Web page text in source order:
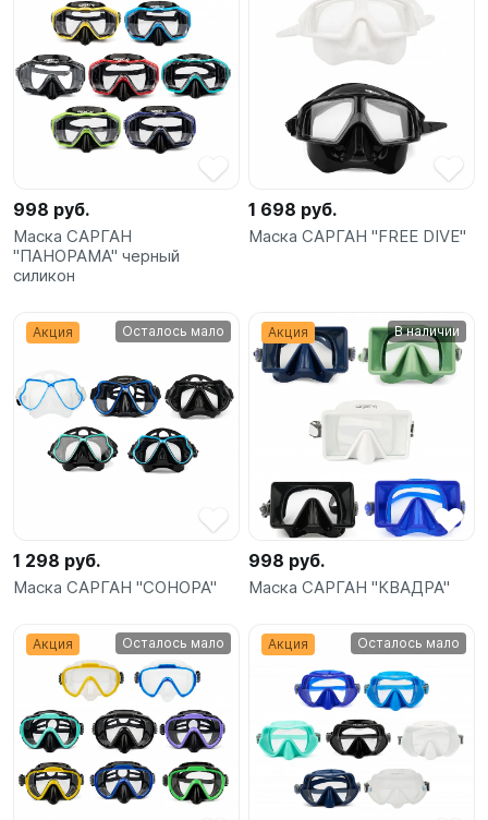
998 руб.
Маска САРГАН
"ПАНОРАМА" черный
силикон
1 698 руб.
Маска САРГАН "FREE DIVE"
Акция Осталось мало
1 298 руб.
Маска САРГАН "СОНОРА"
Акция В наличии
998 руб.
Маска САРГАН "КВАДРА"
Акция Осталось мало Акция Осталось мало